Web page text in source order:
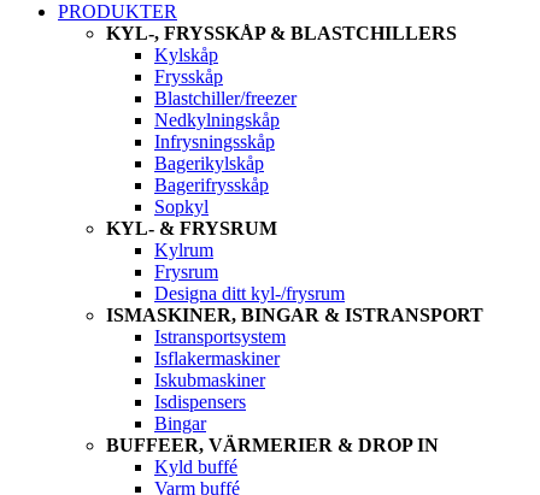
PRODUKTER
KYL-, FRYSSKÅP & BLASTCHILLERS
Kylskåp
Frysskåp
Blastchiller/freezer
Nedkylningskåp
Infrysningsskåp
Bagerikylskåp
Bagerifrysskåp
Sopkyl
KYL- & FRYSRUM
Kylrum
Frysrum
Designa ditt kyl-/frysrum
ISMASKINER, BINGAR & ISTRANSPORT
Istransportsystem
Isflakermaskiner
Iskubmaskiner
Isdispensers
Bingar
BUFFEER, VÄRMERIER & DROP IN
Kyld buffé
Varm buffé